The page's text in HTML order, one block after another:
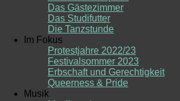
Das Gästezimmer
Das Studifutter
Die Tanzstunde
Im Fokus
Protestjahre 2022/23
Festivalsommer 2023
Erbschaft und Gerechtigkeit
Queerness & Pride
Musik